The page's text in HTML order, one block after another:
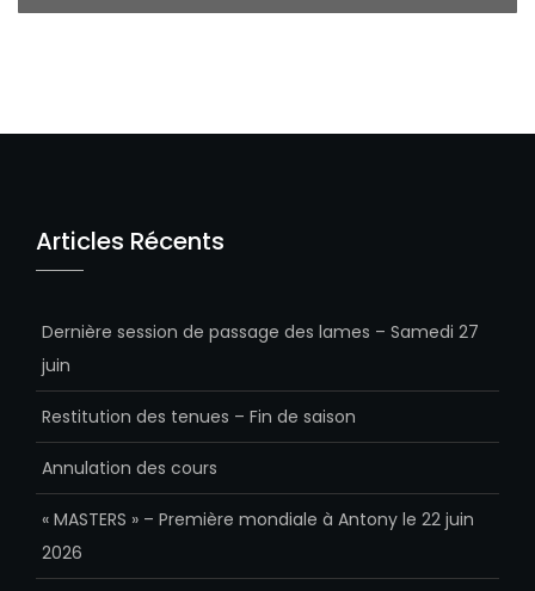
Articles Récents
Dernière session de passage des lames – Samedi 27
juin
Restitution des tenues – Fin de saison
Annulation des cours
« MASTERS » – Première mondiale à Antony le 22 juin
2026